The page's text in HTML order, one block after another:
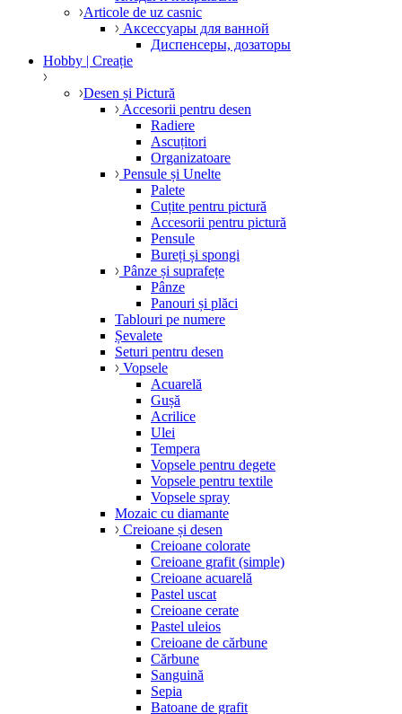
Articole de uz casnic
Аксессуары для ванной
Диспенсеры, дозаторы
Hobby | Creație
Desen și Pictură
Accesorii pentru desen
Radiere
Ascuțitori
Organizatoare
Pensule și Unelte
Palete
Cuțite pentru pictură
Accesorii pentru pictură
Pensule
Bureți și spongi
Pânze și suprafețe
Pânze
Panouri și plăci
Tablouri pe numere
Șevalete
Seturi pentru desen
Vopsele
Acuarelă
Gușă
Acrilice
Ulei
Tempera
Vopsele pentru degete
Vopsele pentru textile
Vopsele spray
Mozaic cu diamante
Creioane și desen
Creioane colorate
Creioane grafit (simple)
Creioane acuarelă
Pastel uscat
Creioane cerate
Pastel uleios
Creioane de cărbune
Cărbune
Sanguină
Sepia
Batoane de grafit